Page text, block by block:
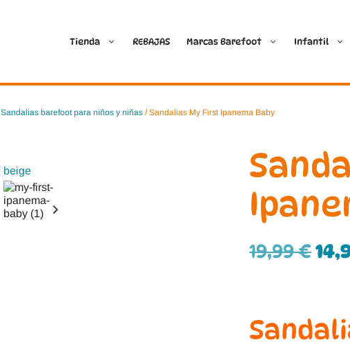
Tienda REBAJAS Marcas Barefoot
Ballop Batilas
Crecendo
Infantil
Sandalias barefoot para niños y niñas / Sandalias My First Ipanema Baby
19,99€